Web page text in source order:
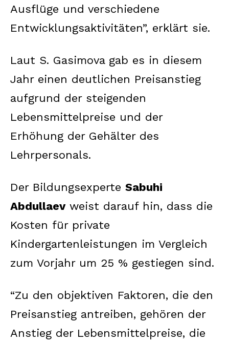
Ausflüge und verschiedene
Entwicklungsaktivitäten”, erklärt sie.
Laut S. Gasimova gab es in diesem
Jahr einen deutlichen Preisanstieg
aufgrund der steigenden
Lebensmittelpreise und der
Erhöhung der Gehälter des
Lehrpersonals.
Der Bildungsexperte Sabuhi
Abdullaevweist darauf hin, dass die
Kosten für private
Kindergartenleistungen im Vergleich
zum Vorjahr um 25 % gestiegen sind.
“Zu den objektiven Faktoren, die den
Preisanstieg antreiben, gehören der
Anstieg der Lebensmittelpreise, die